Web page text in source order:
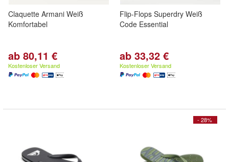
Claquette Armani Weiß
Komfortabel
ab 80,11 €
Kostenloser Versand
Flip-Flops Superdry Weiß
Code Essential
ab 33,32 €
Kostenloser Versand
- 28%